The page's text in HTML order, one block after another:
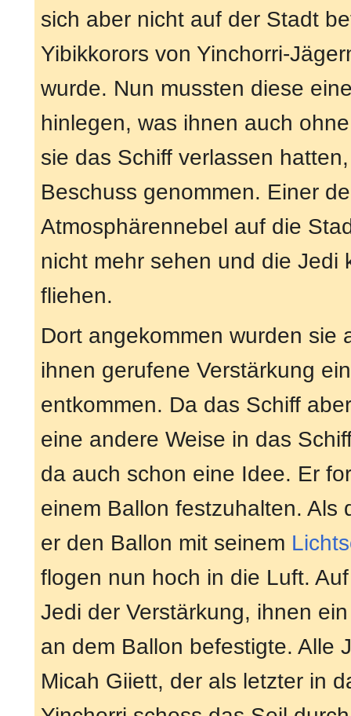
sich aber nicht auf der Stadt
Yibikkorors von Yinchorri-
wurde. Nun mussten diese
hinlegen, was ihnen auch
sie das Schiff verlassen
Beschuss genommen. Einer
Atmosphärennebel auf die
nicht mehr sehen und die
fliehen.
Dort angekommen wurden sie
ihnen gerufene Verstärkung
entkommen. Da das Schiff
eine andere Weise in das
da auch schon eine Idee. Er
einem Ballon festzuhalten.
er den Ballon mit seinem
flogen nun hoch in die Luft.
Jedi der Verstärkung, ihnen
an dem Ballon befestigte. Alle
Micah Giiett, der als letzter in